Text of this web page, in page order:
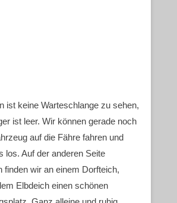
ist keine Warteschlange zu sehen,
ist leer. Wir können gerade noch
auf die Fähre fahren und
los. Auf der anderen Seite
finden wir an einem Dorfteich,
Elbdeich einen schönen